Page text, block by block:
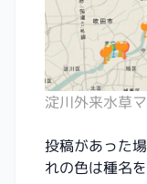
淀川外来水草
投稿があった
れの色は種名を